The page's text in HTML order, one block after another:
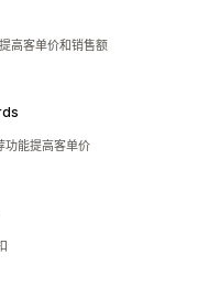
高客单价和销售额
功能提高客单价